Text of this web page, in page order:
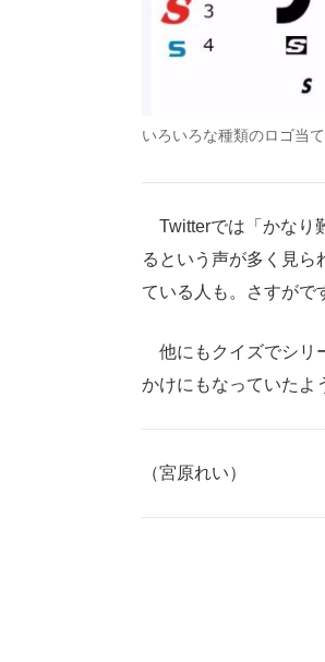
いろいろな種類のロゴ当
Twitterでは「かなり
るという声が多く見ら
ている人も。さすがで
他にもクイズでシリ
かけにもなっていたよ
（宮原れい）